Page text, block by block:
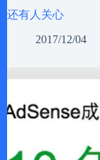
还有人关心
2017/12/04